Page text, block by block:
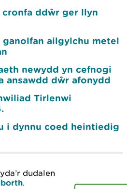
ddŵr ger llyn
ailgylchu metel
newydd yn cefnogi
ansawdd dŵr afonydd
Tirlenwi
i dynnu coed heintiedig
dudalen
.